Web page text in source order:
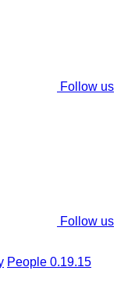
Follow us
Follow us
People 0.19.15